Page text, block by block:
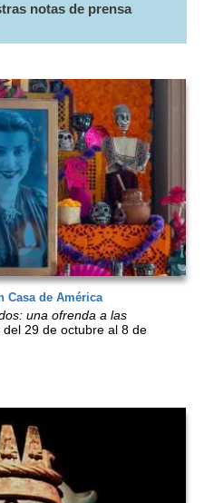
notas de prensa
Casa de América
una ofrenda a las
29 de octubre al 8 de